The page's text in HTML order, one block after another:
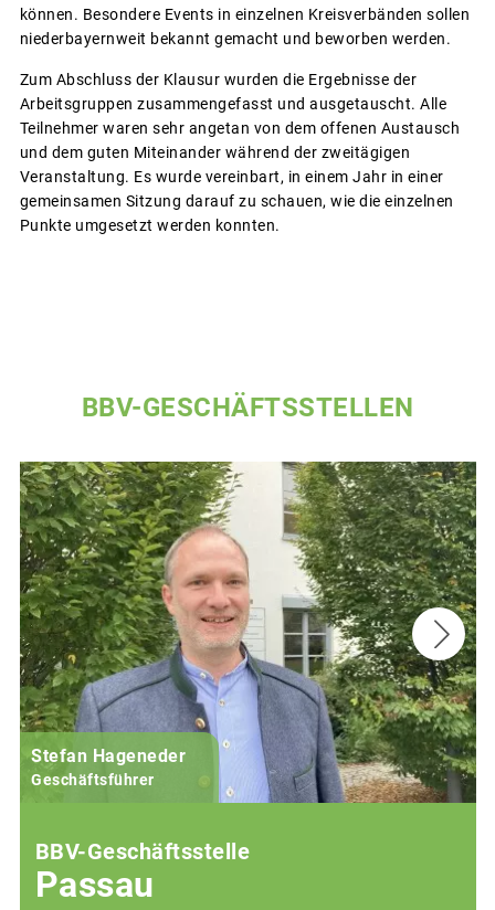
können. Besondere Events in einzelnen Kreisverbänden sollen
niederbayernweit bekannt gemacht und beworben werden.
Zum Abschluss der Klausur wurden die Ergebnisse der
Arbeitsgruppen zusammengefasst und ausgetauscht. Alle
Teilnehmer waren sehr angetan von dem offenen Austausch
und dem guten Miteinander während der zweitägigen
Veranstaltung. Es wurde vereinbart, in einem Jahr in einer
gemeinsamen Sitzung darauf zu schauen, wie die einzelnen
Punkte umgesetzt werden konnten.
BBV-GESCHÄFTSSTELLEN
Stefan Hageneder
Geschäftsführer
BBV-Geschäftsstelle
Passau